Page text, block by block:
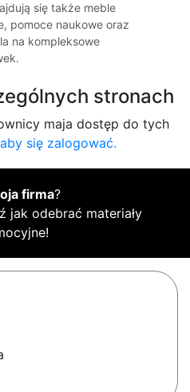
się także meble
pomoce naukowe oraz
na kompleksowe
stronach
maja dostęp do tych
się zalogować.
firma?
jak odebrać materiały